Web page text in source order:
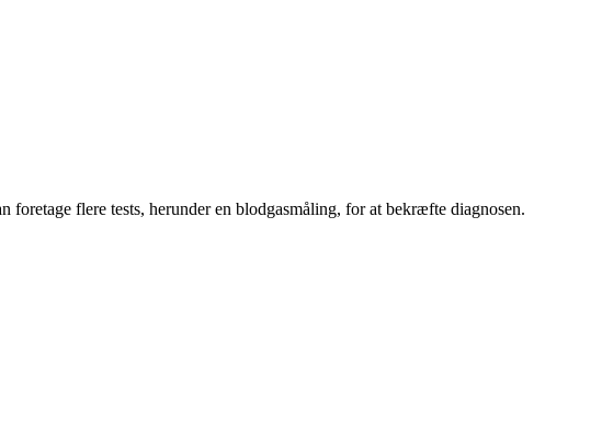
flere tests, herunder en blodgasmåling, for at bekræfte diagnosen.